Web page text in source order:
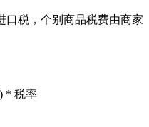
口税，个别商品税费由商家
* 税率